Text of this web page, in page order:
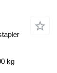
kg